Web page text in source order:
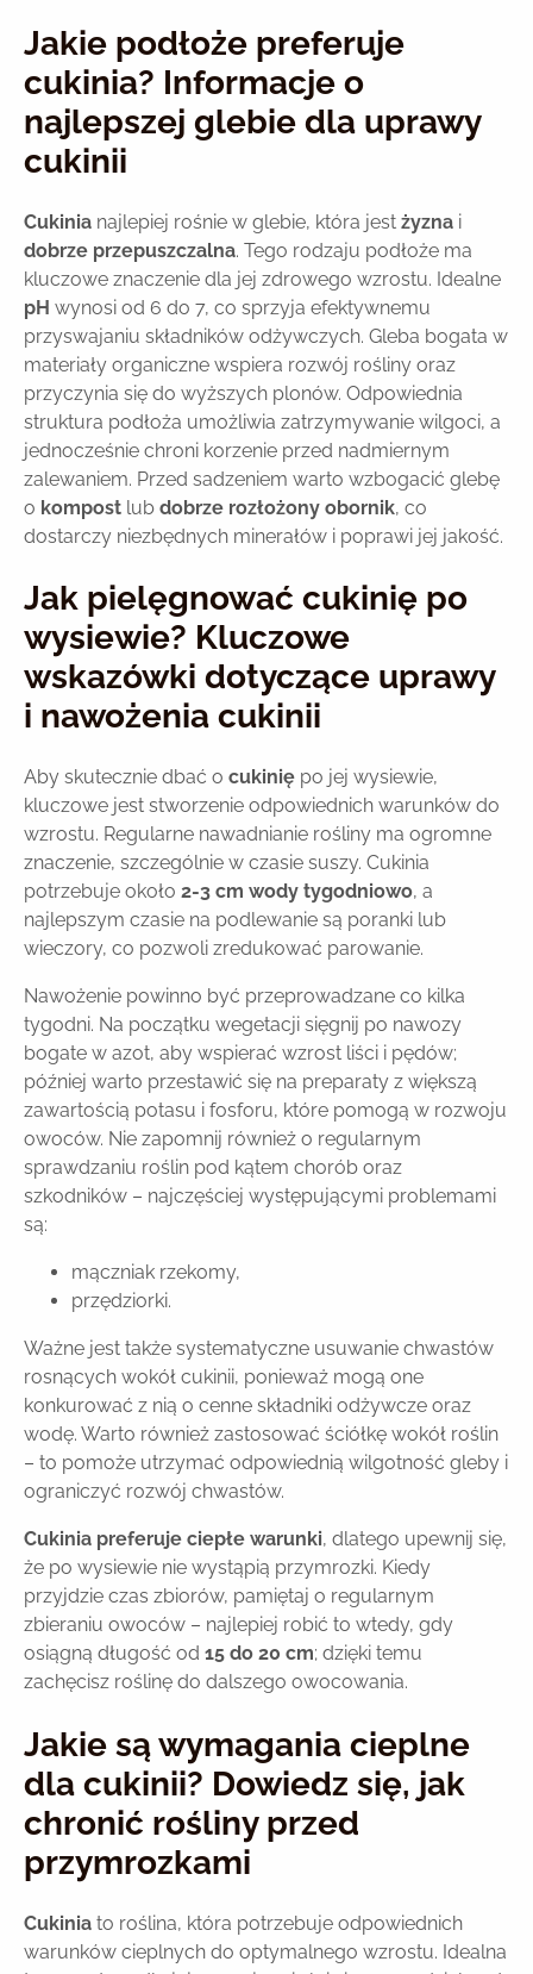
Jakie podłoże preferuje
cukinia? Informacje o
najlepszej glebie dla uprawy
cukinii
Cukinia najlepiej rośnie w glebie, która jest żyzna i
dobrze przepuszczalna. Tego rodzaju podłoże ma
kluczowe znaczenie dla jej zdrowego wzrostu. Idealne
pH wynosi od 6 do 7, co sprzyja efektywnemu
przyswajaniu składników odżywczych. Gleba bogata w
materiały organiczne wspiera rozwój rośliny oraz
przyczynia się do wyższych plonów. Odpowiednia
struktura podłoża umożliwia zatrzymywanie wilgoci, a
jednocześnie chroni korzenie przed nadmiernym
zalewaniem. Przed sadzeniem warto wzbogacić glebę
o kompost lub dobrze rozłożony obornik, co
dostarczy niezbędnych minerałów i poprawi jej jakość.
Jak pielęgnować cukinię po
wysiewie? Kluczowe
wskazówki dotyczące uprawy
i nawożenia cukinii
Aby skutecznie dbać o cukinię po jej wysiewie,
kluczowe jest stworzenie odpowiednich warunków do
wzrostu. Regularne nawadnianie rośliny ma ogromne
znaczenie, szczególnie w czasie suszy. Cukinia
potrzebuje około 2-3 cm wody tygodniowo, a
najlepszym czasie na podlewanie są poranki lub
wieczory, co pozwoli zredukować parowanie.
Nawożenie powinno być przeprowadzane co kilka
tygodni. Na początku wegetacji sięgnij po nawozy
bogate w azot, aby wspierać wzrost liści i pędów;
później warto przestawić się na preparaty z większą
zawartością potasu i fosforu, które pomogą w rozwoju
owoców. Nie zapomnij również o regularnym
sprawdzaniu roślin pod kątem chorób oraz
szkodników – najczęściej występującymi problemami
są:
mączniak rzekomy,
przędziorki.
Ważne jest także systematyczne usuwanie chwastów
rosnących wokół cukinii, ponieważ mogą one
konkurować z nią o cenne składniki odżywcze oraz
wodę. Warto również zastosować ściółkę wokół roślin
– to pomoże utrzymać odpowiednią wilgotność gleby i
ograniczyć rozwój chwastów.
Cukinia preferuje ciepłe warunki, dlatego upewnij się,
że po wysiewie nie wystąpią przymrozki. Kiedy
przyjdzie czas zbiorów, pamiętaj o regularnym
zbieraniu owoców – najlepiej robić to wtedy, gdy
osiągną długość od 15 do 20 cm; dzięki temu
zachęcisz roślinę do dalszego owocowania.
Jakie są wymagania cieplne
dla cukinii? Dowiedz się, jak
chronić rośliny przed
przymrozkami
Cukinia to roślina, która potrzebuje odpowiednich
warunków cieplnych do optymalnego wzrostu. Idealna